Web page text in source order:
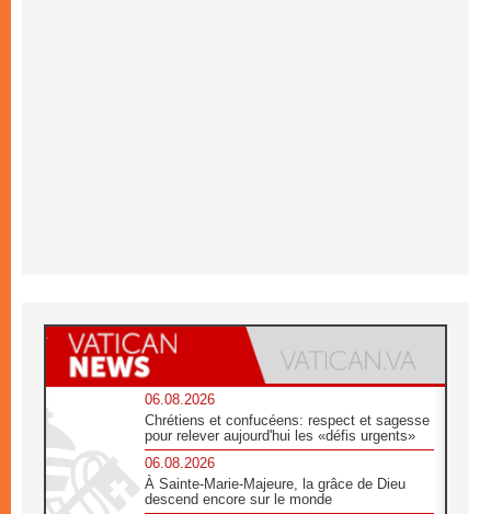
06.08.2026
Chrétiens et confucéens: respect et sagesse
pour relever aujourd'hui les «défis urgents»
06.08.2026
À Sainte-Marie-Majeure, la grâce de Dieu
descend encore sur le monde